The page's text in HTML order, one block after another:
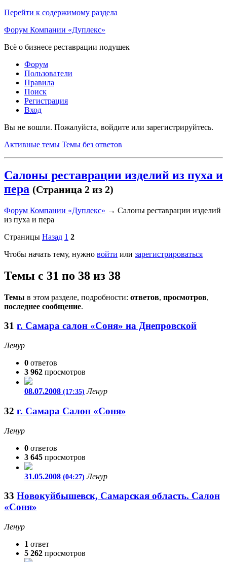
Перейти к содержимому раздела
Форум Компании «Дуплекс»
Всё о бизнесе реставрации подушек
Форум
Пользователи
Правила
Поиск
Регистрация
Вход
Вы не вошли. Пожалуйста, войдите или зарегистрируйтесь.
Активные темы Темы без ответов
Салоны реставрации изделий из пуха и
пера (Страница 2 из 2)
Форум Компании «Дуплекс» → Салоны реставрации изделий
из пуха и пера
Страницы Назад 1 2
Чтобы начать тему, нужно войти или зарегистрироваться
Темы с 31 по 38 из 38
Темы в этом разделе, подробности: ответов, просмотров,
последнее сообщение.
31 г. Самара салон «Соня» на Днепровской
Ленур
0 ответов
3 962 просмотров
08.07.2008 (17:35) Ленур
32 г. Самара Салон «Соня»
Ленур
0 ответов
3 645 просмотров
31.05.2008 (04:27) Ленур
33 Новокуйбышевск, Самарская область. Салон
«Соня»
Ленур
1 ответ
5 262 просмотров